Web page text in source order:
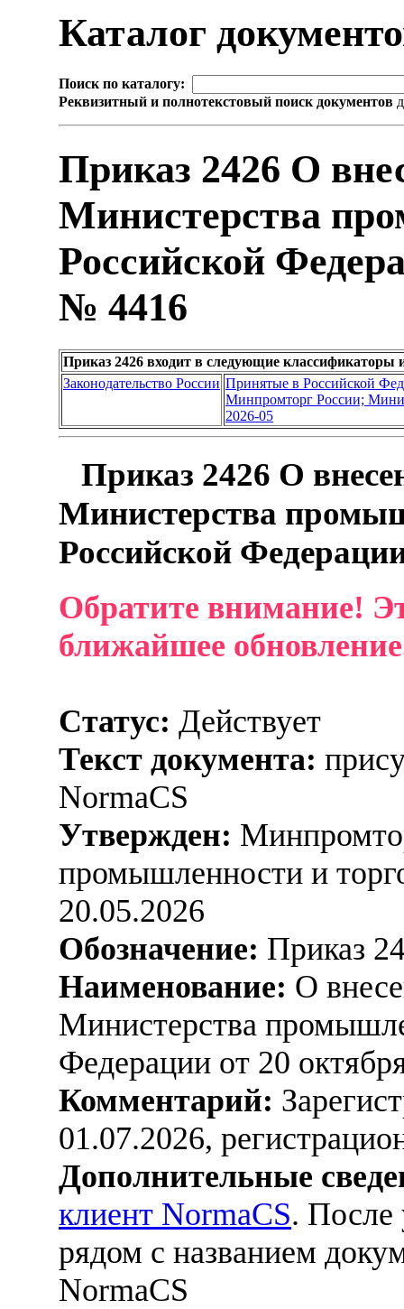
Каталог
Поиск по каталогу:
Реквизитный и полнотекстовый поиск документов
Приказ 2426 О
Министерства
Российской
№ 4416
Приказ 2426 входит в следующие классификаторы
Законодательство России Принятые в Российской
Минпромторг России;
2026-05
Приказ 2426 О
Министерства
Российской
Обратите внимание!
ближайшее
Статус: Действует
Текст документа:
NormaCS
Утвержден:
промышленности и
20.05.2026
Обозначение: Приказ
Наименование: О
Министерства
Федерации от 20
Комментарий:
01.07.2026,
Дополнительные
клиент NormaCS. После
рядом с названием
NormaCS